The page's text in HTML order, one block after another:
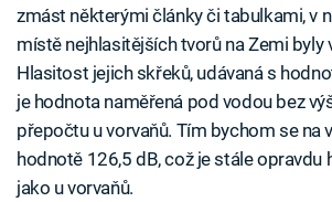
zmást některými články či tabulkami, v
místě nejhlasitějších tvorů na Zemi byly
Hlasitost jejich skřeků, udávaná s
je hodnota naměřená pod vodou bez
přepočtu u vorvaňů. Tím bychom se na
hodnotě 126,5 dB, což je stále opravdu
jako u vorvaňů.